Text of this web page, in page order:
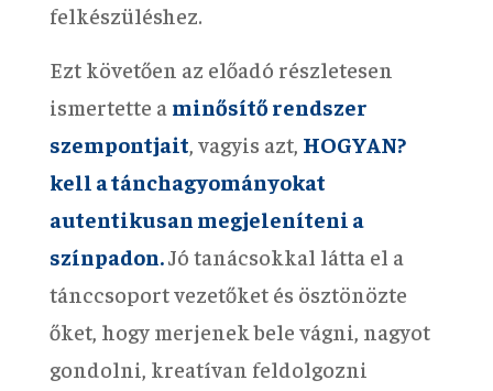
felkészüléshez.
Ezt követően az előadó részletesen
ismertette a minősítő rendszer
szempontjait, vagyis azt, HOGYAN?
kell a tánchagyományokat
autentikusan megjeleníteni a
színpadon.Jó tanácsokkal látta el a
tánccsoport vezetőket és ösztönözte
őket, hogy merjenek bele vágni, nagyot
gondolni, kreatívan feldolgozni